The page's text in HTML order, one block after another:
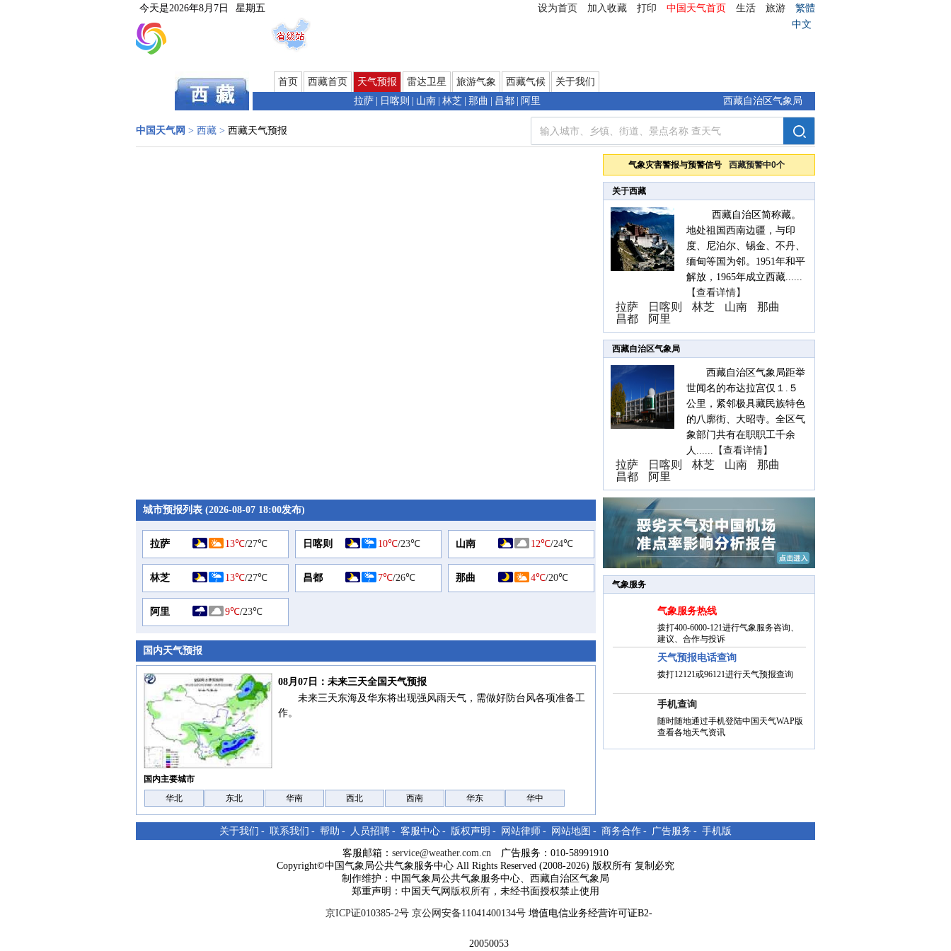
今天是2026年8月7日 星期五 设为首页 加入收藏 打印 中国天气首页 生活 旅游
繁體
中文
首页 西藏首页 天气预报 雷达卫星 旅游气象 西藏气候
关于我们
拉萨
日喀则 山南 林芝 那曲 昌都 阿里 西藏自治区气象局
中国天气网 > 西藏 > 西藏天气预报
城市预报列表 (2026-08-07 18:00发布)
拉萨 13℃/27℃ 日喀则 10℃/23℃ 山南 12℃/24℃
林芝 13℃/27℃ 昌都 7℃/26℃ 那曲 4℃/20℃
阿里 9℃/23℃
国内天气预报
08月07日：未来三天全国天气预报
未来三天东海及华东将出现强风雨天气，需做好防台风各项准备工
作。
国内主要城市
华北
东北 华南 西北 西南 华东 华中
气象灾害警报与预警信号 西藏预警中0个
关于西藏
西藏自治区简称藏。
地处祖国西南边疆，与印
度、尼泊尔、锡金、不丹、
缅甸等国为邻。1951年和平
解放，1965年成立西藏......
【查看详情】
拉萨 日喀则 林芝 山南
那曲
昌都
阿里
西藏自治区气象局
西藏自治区气象局距举
世闻名的布达拉宫仅１.５
公里，紧邻极具藏民族特色
的八廓街、大昭寺。全区气
象部门共有在职职工千余
人...... 【查看详情】
拉萨 日喀则 林芝 山南
那曲
昌都
阿里
气象服务
气象服务热线
拨打400-6000-121进行气象服务咨询、
建议、合作与投诉
天气预报电话查询
拨打12121或96121进行天气预报查询
手机查询
随时随地通过手机登陆中国天气WAP版
查看各地天气资讯
关于我们 - 联系我们 - 帮助 - 人员招聘 - 客服中心 - 版权声明 - 网站律师 - 网站地图 - 商务合作 - 广告服务 - 手机版
客服邮箱： service@weather.com.cn 广告服务：010-58991910
Copyright©中国气象局公共气象服务中心 All Rights Reserved (2008-2026) 版权所有 复制必究
制作维护：中国气象局公共气象服务中心、西藏自治区气象局
郑重声明：中国天气网 版权所有 ，未经书面授权禁止使用
京ICP证010385-2号 京公网安备11041400134号 增值电信业务经营许可证B2-
20050053